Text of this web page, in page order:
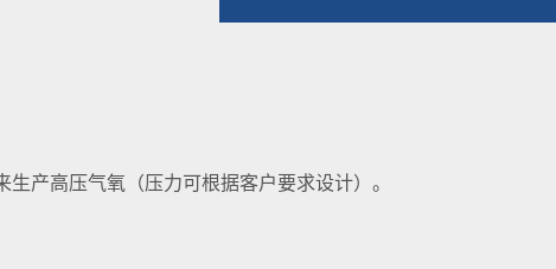
产高压气氧（压力可根据客户要求设计）。